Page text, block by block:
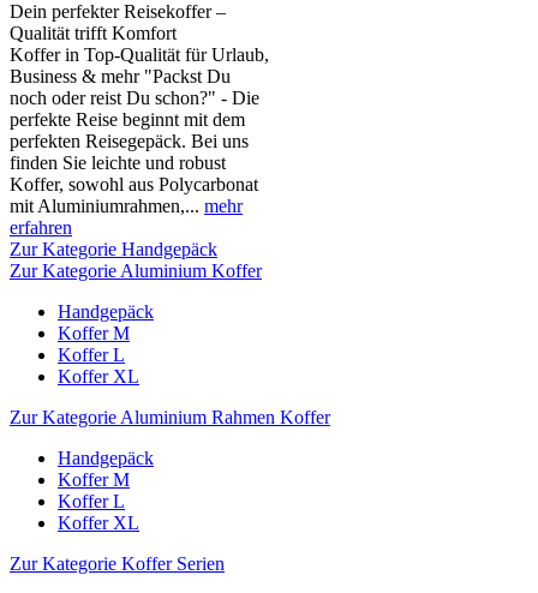
Dein perfekter Reisekoffer –
Qualität trifft Komfort
Koffer in Top-Qualität für Urlaub,
Business & mehr "Packst Du
noch oder reist Du schon?" - Die
perfekte Reise beginnt mit dem
perfekten Reisegepäck. Bei uns
finden Sie leichte und robust
Koffer, sowohl aus Polycarbonat
mit Aluminiumrahmen,... mehr
erfahren
Zur Kategorie Handgepäck
Zur Kategorie Aluminium Koffer
Handgepäck
Koffer M
Koffer L
Koffer XL
Zur Kategorie Aluminium Rahmen Koffer
Handgepäck
Koffer M
Koffer L
Koffer XL
Zur Kategorie Koffer Serien